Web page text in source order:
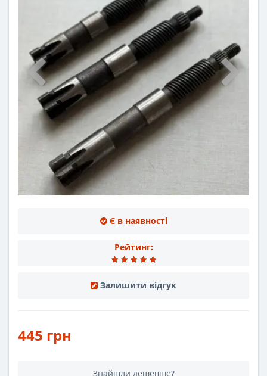
Є в наявності
Рейтинг:
Залишити відгук
445 грн
Знайшли дешевше?